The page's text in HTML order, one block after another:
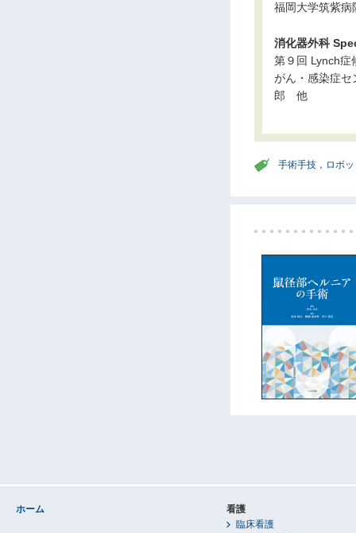
福岡大学筑紫病
消化器外科
第９回 Lynch症
がん・感染症セ
郎 他
手術手技，ロボ
ホーム
看護
臨床看護